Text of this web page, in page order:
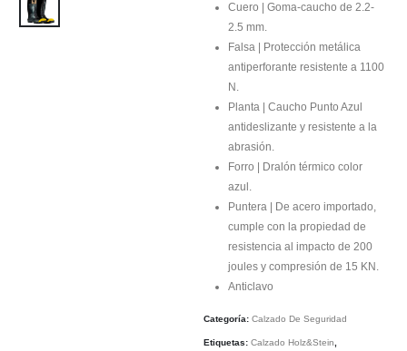
Cuero | Goma-caucho de 2.2-
2.5 mm.
Falsa | Protección metálica
antiperforante resistente a 1100
N.
Planta | Caucho Punto Azul
antideslizante y resistente a la
abrasión.
Forro | Dralón térmico color
azul.
Puntera | De acero importado,
cumple con la propiedad de
resistencia al impacto de 200
joules y compresión de 15 KN.
Anticlavo
Categoría: Calzado De Seguridad
Etiquetas: Calzado Holz&Stein